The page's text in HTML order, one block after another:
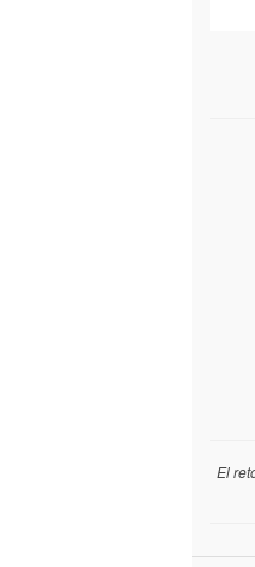
El